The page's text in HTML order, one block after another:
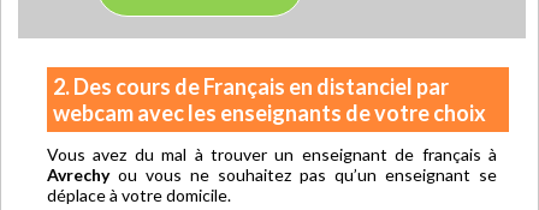
2. Des cours de Français en distanciel par
webcam avec les enseignants de votre choix
Vous avez du mal à trouver un enseignant de français à
Avrechyou vous ne souhaitez pas qu’un enseignant se
déplace à votre domicile.